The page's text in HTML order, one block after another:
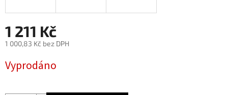
1 211 Kč
1 000,83 Kč bez DPH
cena:
Vyprodáno